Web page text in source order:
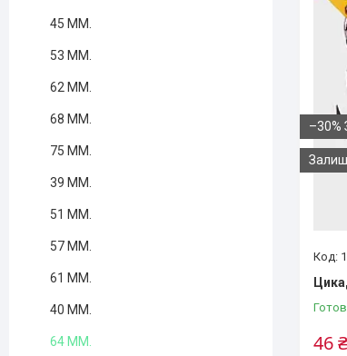
–30%
46 ₴
45 ММ.
53 ММ.
62 ММ.
68 ММ.
75 ММ.
39 ММ.
51 ММ.
57 ММ.
61 ММ.
40 ММ.
64 ММ.